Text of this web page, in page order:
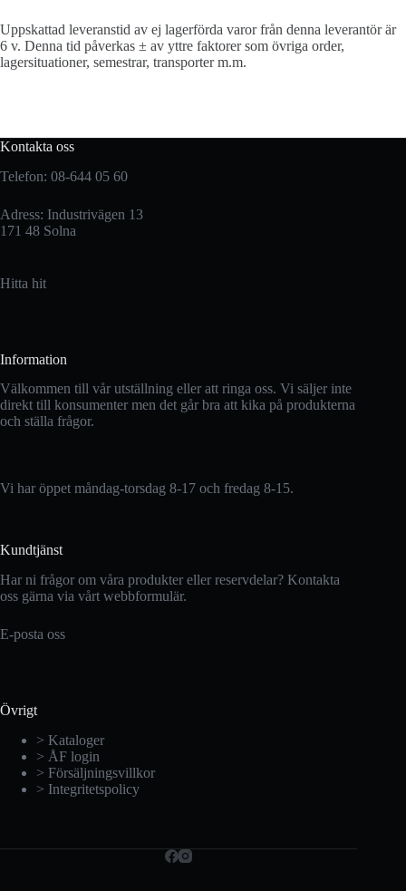
Uppskattad leveranstid av ej lagerförda varor från denna leverantör är
6 v. Denna tid påverkas ± av yttre faktorer som övriga order,
lagersituationer, semestrar, transporter m.m.
Kontakta oss
Telefon: 08-644 05 60
Adress: Industrivägen 13
171 48 Solna
Hitta hit
Information
Välkommen till vår utställning eller att ringa oss. Vi säljer inte
direkt till konsumenter men det går bra att kika på produkterna
och ställa frågor.
Vi har öppet måndag-torsdag 8-17 och fredag 8-15.
Kundtjänst
Har ni frågor om våra produkter eller reservdelar? Kontakta
oss gärna via vårt webbformulär.
E-posta oss
Övrigt
> Kataloger
> ÅF login
> Försäljningsvillkor
> Integritetspolicy